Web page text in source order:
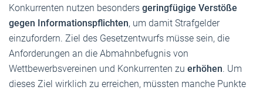
Konkurrenten nutzen besonders geringfügige Verstöße
gegen Informationspflichten, um damit Strafgelder
einzufordern. Ziel des Gesetzentwurfs müsse sein, die
Anforderungen an die Abmahnbefugnis von
Wettbewerbsvereinen und Konkurrenten zu erhöhen. Um
dieses Ziel wirklich zu erreichen, müssten manche Punkte